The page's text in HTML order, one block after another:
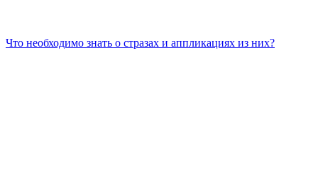
Что необходимо знать о стразах и аппликациях из них?